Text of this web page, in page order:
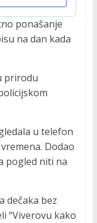
ponašanje
na dan kada
prirodu
u telefon
Dodao
pogled niti na
dečaka bez
“Viverovu kako